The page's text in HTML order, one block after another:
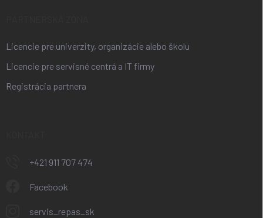
Licencie pre univerzity, organizácie alebo školu
Licencie pre servisné centrá a IT firmy
Registrácia partnera
+421 911 707 474
Facebook
servis_repas_sk